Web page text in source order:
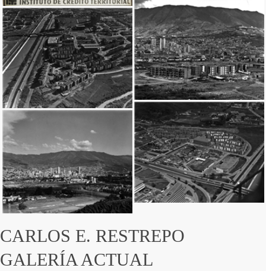
CARLOS E. RESTREPO
GALERÍA ACTUAL